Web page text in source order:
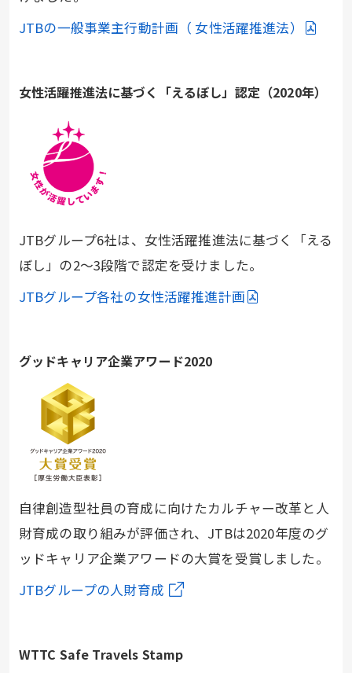
JTBの一般事業主行動計画（ 女性活躍推進法）
女性活躍推進法に基づく「えるぼし」認定（2020年）
JTBグループ6社は、女性活躍推進法に基づく「える
ぼし」の2～3段階で認定を受けました。
JTBグループ各社の女性活躍推進計画
グッドキャリア企業アワード2020
自律創造型社員の育成に向けたカルチャー改革と人
財育成の取り組みが評価され、JTBは2020年度のグ
ッドキャリア企業アワードの大賞を受賞しました。
JTBグループの人財育成
WTTC Safe Travels Stamp